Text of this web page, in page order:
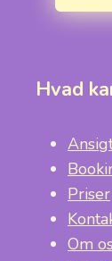
Hvad
Priser
Om os